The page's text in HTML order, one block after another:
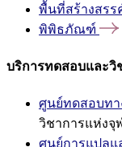
พื้นที่สร้างสรร
พิพิธภัณฑ์
บริการทดสอบและวิ
ศูนย์ทดสอบทา
วิชาการแห่งจุ
ศูนย์การแปลแ